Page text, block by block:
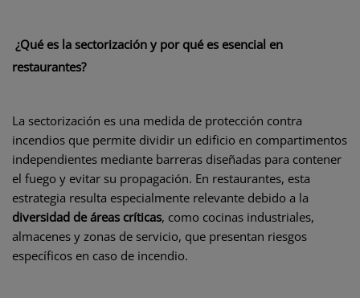
¿Qué es la sectorización y por qué es esencial en
restaurantes?
La sectorización es una medida de protección contra
incendios que permite dividir un edificio en compartimentos
independientes mediante barreras diseñadas para contener
el fuego y evitar su propagación. En restaurantes, esta
estrategia resulta especialmente relevante debido a la
diversidad de áreas críticas, como cocinas industriales,
almacenes y zonas de servicio, que presentan riesgos
específicos en caso de incendio.